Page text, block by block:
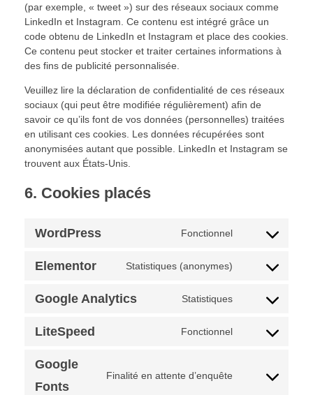
(par exemple, « tweet ») sur des réseaux sociaux comme
LinkedIn et Instagram. Ce contenu est intégré grâce un
code obtenu de LinkedIn et Instagram et place des cookies.
Ce contenu peut stocker et traiter certaines informations à
des fins de publicité personnalisée.
Veuillez lire la déclaration de confidentialité de ces réseaux
sociaux (qui peut être modifiée régulièrement) afin de
savoir ce qu’ils font de vos données (personnelles) traitées
en utilisant ces cookies. Les données récupérées sont
anonymisées autant que possible. LinkedIn et Instagram se
trouvent aux États-Unis.
6. Cookies placés
WordPress Fonctionnel
Elementor Statistiques (anonymes)
Google Analytics Statistiques
LiteSpeed Fonctionnel
Google
Fonts
Finalité en attente d’enquête